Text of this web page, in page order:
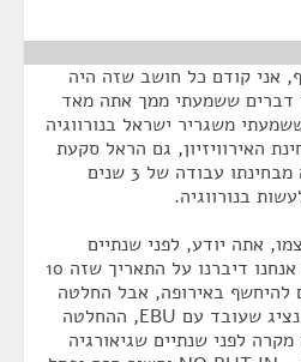
אני קודם כל חושב שזה היה
דברים ששמעתי ממך אתה מאד
משגריר ישראל בנורווגיה
האירוויזיון, גם הראל סקעת
וגם כל הצוות שהיה שם, זה מבחינתו עבודה של 3 שנים
בנורווגיה.
אתה יודע, לפני שנתיים
גיאורגיה הגישה שיר. ולמה אנחנו דיברנו על התאריך שזה 10
להיחשף באירופה, אבל החלטה
סופית מתקבלת, ויש פה גם נציג שעובד עם EBU, ההחלטה
היה מקרה לפני שנתיים שגיאורגיה